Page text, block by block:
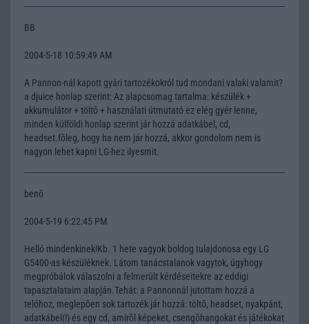
BB
2004-5-18 10:59:49 AM
A Pannon-nál kapott gyári tartozékokról tud mondani valaki valamit?
a djuice honlap szerint: Az alapcsomag tartalma: készülék +
akkumulátor + töltõ + használati útmutató ez elég gyér lenne,
minden külföldi honlap szerint jár hozzá adatkábel, cd,
headset.fõleg, hogy ha nem jár hozzá, akkor gondolom nem is
nagyon lehet kapni LG-hez ilyesmit.
benõ
2004-5-19 6:22:45 PM
Helló mindenkinek!Kb. 1 hete vagyok boldog tulajdonosa egy LG
G5400-as készüléknek. Látom tanácstalanok vagytok, úgyhogy
megpróbálok válaszolni a felmerült kérdéseitekre az eddigi
tapasztalataim alapján.Tehát: a Pannonnál jutottam hozzá a
telóhoz, meglepõen sok tartozék jár hozzá: töltõ, headset, nyakpánt,
adatkábel(!) és egy cd, amirõl képeket, csengõhangokat és játékokat